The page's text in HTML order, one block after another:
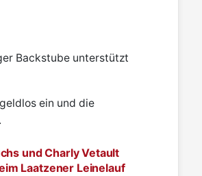
Backstube unterstützt
ein und die
und Charly Vetault
Laatzener Leinelauf